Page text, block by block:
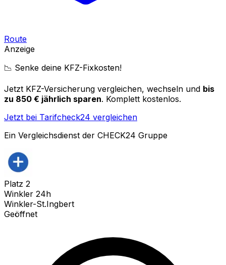
Route
Anzeige
📉 Senke deine KFZ-Fixkosten!
Jetzt KFZ-Versicherung vergleichen, wechseln und bis
zu 850 € jährlich sparen. Komplett kostenlos.
Jetzt bei Tarifcheck24 vergleichen
Ein Vergleichsdienst der CHECK24 Gruppe
Platz 2
Winkler 24h
Winkler-St.Ingbert
Geöffnet